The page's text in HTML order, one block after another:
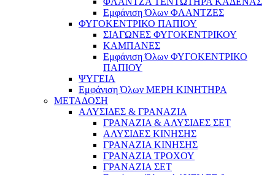
Εμφάνιση Όλων ΦΛΑΝΤΖΕΣ
ΦΥΓΟΚΕΝΤΡΙΚΟ ΠΑΠΙΟΥ
ΣΙΑΓΩΝΕΣ ΦΥΓΟΚΕΝΤΡΙΚΟΥ
ΚΑΜΠΑΝΕΣ
Εμφάνιση Όλων ΦΥΓΟΚΕΝΤΡΙΚΟ
ΠΑΠΙΟΥ
ΨΥΓΕΙΑ
Εμφάνιση Όλων ΜΕΡΗ ΚΙΝΗΤΗΡΑ
ΜΕΤΑΔΟΣΗ
ΑΛΥΣΙΔΕΣ & ΓΡΑΝΑZΙΑ
ΓΡΑΝΑΖΙΑ & ΑΛΥΣΙΔΕΣ ΣΕΤ
ΑΛΥΣΙΔΕΣ ΚΙΝΗΣΗΣ
ΓΡΑΝΑΖΙΑ ΚΙΝΗΣΗΣ
ΓΡΑΝΑΖΙΑ ΤΡΟΧΟΥ
ΓΡΑΝΑΖΙΑ ΣΕΤ